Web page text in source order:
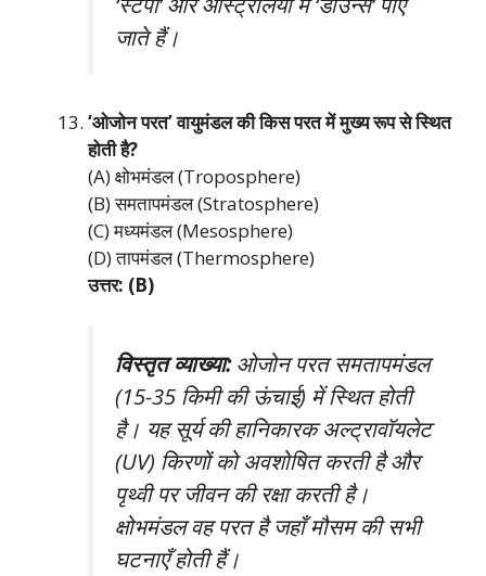
जाते हैं।
‘ओजोन परत’ वायुमंडल की किस परत में मुख्य रूप से स्थित
होती है?
(A) क्षोभमंडल (Troposphere)
(B) समतापमंडल (Stratosphere)
(C) मध्यमंडल (Mesosphere)
(D) तापमंडल (Thermosphere)
उत्तर: (B)
विस्तृत व्याख्या:ओजोन परत समतापमंडल
(15-35 किमी की ऊंचाई) में स्थित होती
है। यह सूर्य की हानिकारक अल्ट्रावॉयलेट
(UV) किरणों को अवशोषित करती है और
पृथ्वी पर जीवन की रक्षा करती है।
क्षोभमंडल वह परत है जहाँ मौसम की सभी
घटनाएँ होती हैं।